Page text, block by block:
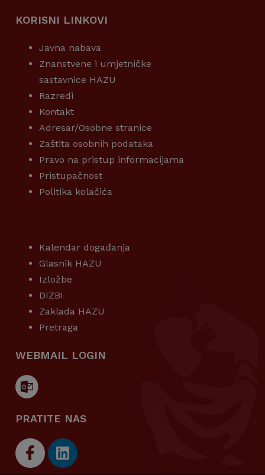
KORISNI LINKOVI
Javna nabava
Znanstvene i umjetničke
sastavnice HAZU
Razredi
Kontakt
Adresar/Osobne stranice
Zaštita osobnih podataka
Pravo na pristup informacijama
Pristupačnost
Politika kolačića
Kalendar događanja
Glasnik HAZU
Izložbe
DIZBI
Zaklada HAZU
Pretraga
WEBMAIL LOGIN
PRATITE NAS